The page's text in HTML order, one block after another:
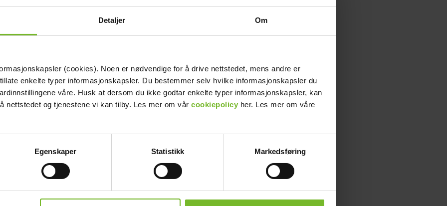
Detaljer Om
(cookies). Noen er nødvendige for å drive nettstedet, mens andre er
enkelte typer informasjonskapsler. Du bestemmer selv hvilke informasjonskapsler du
våre. Husk at dersom du ikke godtar enkelte typer informasjonskapsler, kan
nettstedet og tjenestene vi kan tilby. Les mer om vår cookiepolicy her. Les mer om våre
Egenskaper Statistikk Markedsføring